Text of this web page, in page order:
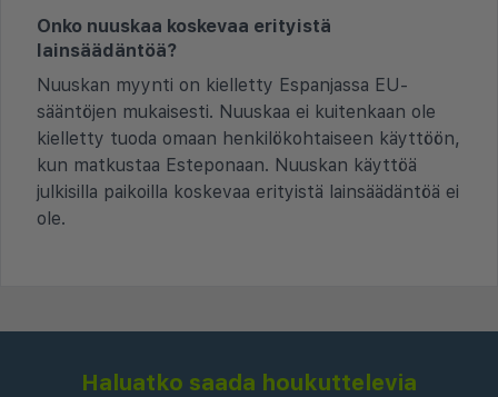
Onko nuuskaa koskevaa erityistä
lainsäädäntöä?
Nuuskan myynti on kielletty Espanjassa EU-
sääntöjen mukaisesti. Nuuskaa ei kuitenkaan ole
kielletty tuoda omaan henkilökohtaiseen käyttöön,
kun matkustaa Esteponaan. Nuuskan käyttöä
julkisilla paikoilla koskevaa erityistä lainsäädäntöä ei
ole.
Haluatko saada houkuttelevia